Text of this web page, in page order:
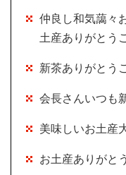
仲良し和気藹々
土産ありがとう
新茶ありがとう
会長さんいつも
美味しいお土産
お土産ありがと